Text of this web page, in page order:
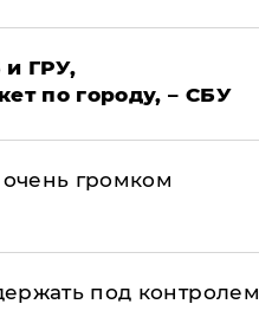
и ГРУ,
по городу, – СБУ
громком
под контролем